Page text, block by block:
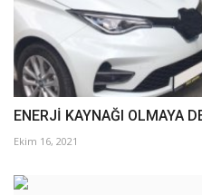
ENERJİ KAYNAĞI OLMAYA
Ekim 16, 2021